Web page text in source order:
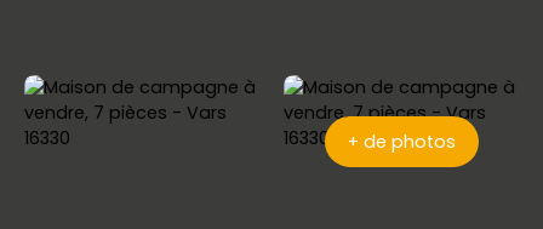
+ de photos